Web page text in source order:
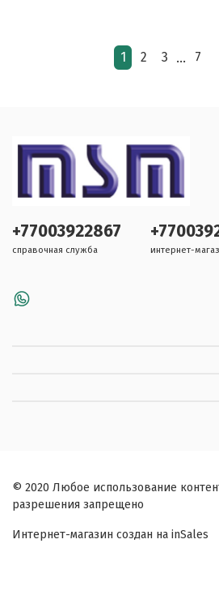
1 2 3 … 7
+77003922867
справочная служба интернет-
© 2020 Любое использование
разрешения запрещено
Интернет-магазин создан на inSales